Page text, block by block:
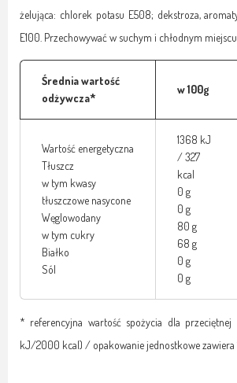
żelująca: chlorek potasu E508; dekstroza,
E100. Przechowywać w suchym i chłodnym miejscu.
Średnia wartość
odżywcza*
w 100g
Wartość energetyczna
Tłuszcz
w tym kwasy
tłuszczowe nasycone
Węglowodany
w tym cukry
Białko
Sól
1368 kJ
/ 327
kcal
0 g
0 g
80 g
68 g
0 g
0 g
* referencyjna wartość spożycia dla przeciętnej
kJ/2000 kcal) / opakowanie jednostkowe zawiera